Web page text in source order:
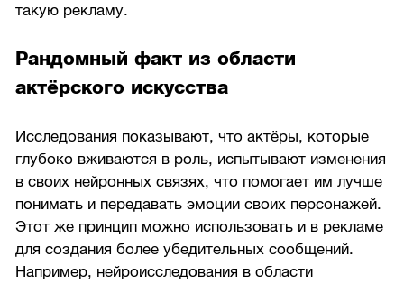
такую рекламу.
Рандомный факт из области
актёрского искусства
Исследования показывают, что актёры, которые
глубоко вживаются в роль, испытывают изменения
в своих нейронных связях, что помогает им лучше
понимать и передавать эмоции своих персонажей.
Этот же принцип можно использовать и в рекламе
для создания более убедительных сообщений.
Например, нейроисследования в области